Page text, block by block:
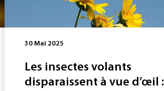
30 Mai 2025
Les insectes volants
disparaissent à vue d’œil :